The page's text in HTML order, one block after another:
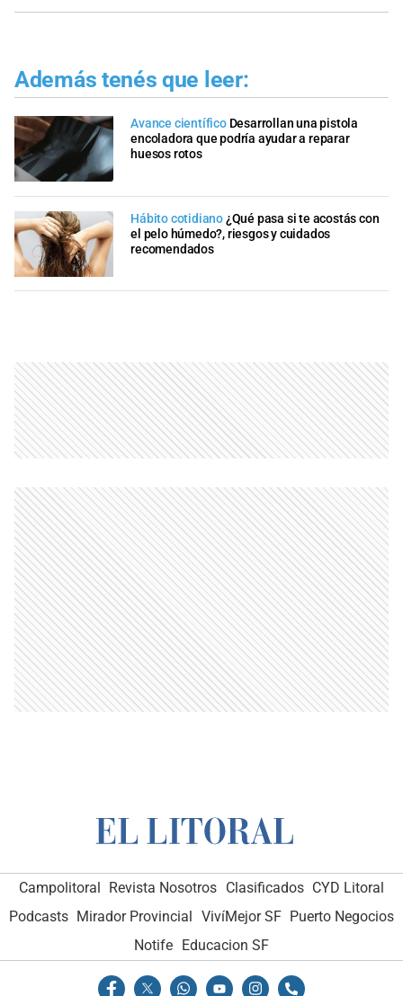
Además tenés que leer:
Avance científico Desarrollan una pistola
encoladora que podría ayudar a reparar
huesos rotos
Hábito cotidiano¿Qué pasa si te acostás con
el pelo húmedo?, riesgos y cuidados
recomendados
Campolitoral Revista Nosotros Clasificados CYD Litoral
Podcasts Mirador Provincial VivíMejor SF Puerto Negocios
Notife Educacion SF